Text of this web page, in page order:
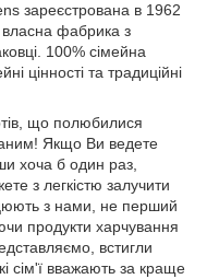
зареєстрована в 1962
власна фабрика з
100% сімейна
цінності та традиційні
що полюбилися
Якщо Ви ведете
хоча б один раз,
з легкістю залучити
з нами, не перший
продукти харчування
встигли
сім'ї вважають за краще